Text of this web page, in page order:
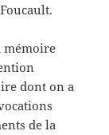
mémoire
dont on a
de la